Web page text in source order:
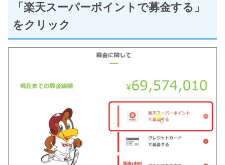
「楽天スーパーポイントで募金する」
をクリック